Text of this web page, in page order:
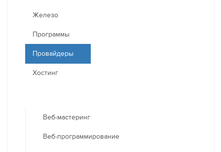
Железо
Программы
Провайдеры
Хостинг
Веб-мастеринг
Веб-программирование